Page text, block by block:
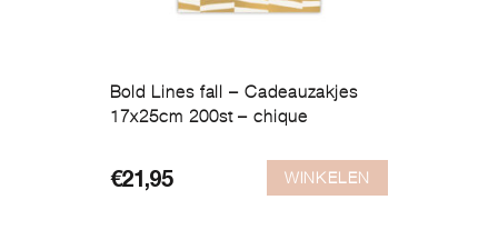
Bold Lines fall – Cadeauzakjes
17x25cm 200st – chique
€21,95 WINKELEN